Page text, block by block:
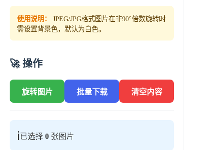
使用说明：
JPEG/JPG格式图片在非90°倍数旋转时
需设置背景色，默认为白色。
🚀 操作
旋转图片 批量下载 清空内容
ℹ️已选择 0 张图片